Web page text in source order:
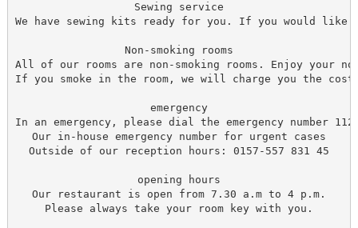
Sewing service
We have sewing kits ready for you. If you would like
Non-smoking rooms
All of our rooms are non-smoking rooms. Enjoy your
If you smoke in the room, we will charge you the
emergency
In an emergency, please dial the emergency number
Our in-house emergency number for urgent cases
Outside of our reception hours: 0157-557 831 45
opening hours
Our restaurant is open from 7.30 a.m to 4 p.m.
Please always take your room key with you.